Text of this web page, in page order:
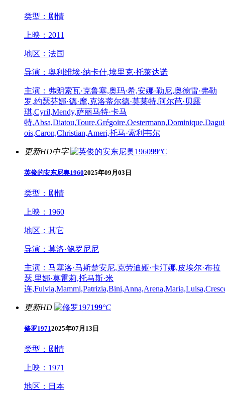
类型： 剧情
上映： 2011
地区： 法国
导演： 奥利维埃·纳卡什,埃里克·托莱达诺
主演： 弗朗索瓦·克鲁塞,奥玛·希,安娜·勒尼,奥德雷·弗勒
罗,约瑟芬娜·德·摩,克洛蒂尔德·莫莱特,阿尔芭·贝露
琪,Cyril,Mendy,萨丽马特·卡马
特
ois,Caron,Christian,Ameri,托马·索利韦尔
更新HD中字 99°C
英俊的安东尼奥19602025年09月03日
类型： 剧情
上映： 1960
地区： 其它
导演： 莫洛·鲍罗尼尼
主演： 马塞洛·马斯楚安尼,克劳迪娅·卡汀娜,皮埃尔·布拉
瑟,里娜·莫雷莉,托马斯·米
连
更新HD 99°C
修罗19712025年07月13日
类型： 剧情
上映： 1971
地区： 日本